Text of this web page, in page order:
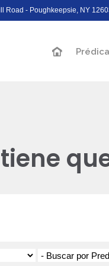
Road - Poughkeepsie, NY